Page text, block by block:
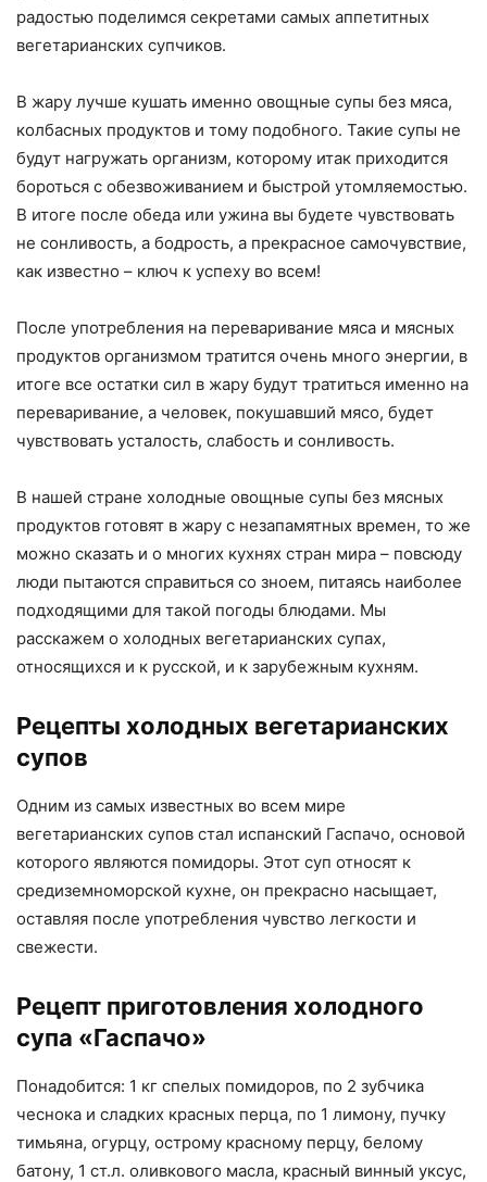
радостью поделимся секретами самых аппетитных
вегетарианских супчиков.
В жару лучше кушать именно овощные супы без мяса,
колбасных продуктов и тому подобного. Такие супы не
будут нагружать организм, которому итак приходится
бороться с обезвоживанием и быстрой утомляемостью.
В итоге после обеда или ужина вы будете чувствовать
не сонливость, а бодрость, а прекрасное самочувствие,
как известно – ключ к успеху во всем!
После употребления на переваривание мяса и мясных
продуктов организмом тратится очень много энергии, в
итоге все остатки сил в жару будут тратиться именно на
переваривание, а человек, покушавший мясо, будет
чувствовать усталость, слабость и сонливость.
В нашей стране холодные овощные супы без мясных
продуктов готовят в жару с незапамятных времен, то же
можно сказать и о многих кухнях стран мира – повсюду
люди пытаются справиться со зноем, питаясь наиболее
подходящими для такой погоды блюдами. Мы
расскажем о холодных вегетарианских супах,
относящихся и к русской, и к зарубежным кухням.
Рецепты холодных вегетарианских
супов
Одним из самых известных во всем мире
вегетарианских супов стал испанский Гаспачо, основой
которого являются помидоры. Этот суп относят к
средиземноморской кухне, он прекрасно насыщает,
оставляя после употребления чувство легкости и
свежести.
Рецепт приготовления холодного
супа «Гаспачо»
Понадобится: 1 кг спелых помидоров, по 2 зубчика
чеснока и сладких красных перца, по 1 лимону, пучку
тимьяна, огурцу, острому красному перцу, белому
батону, 1 ст.л. оливкового масла, красный винный уксус,